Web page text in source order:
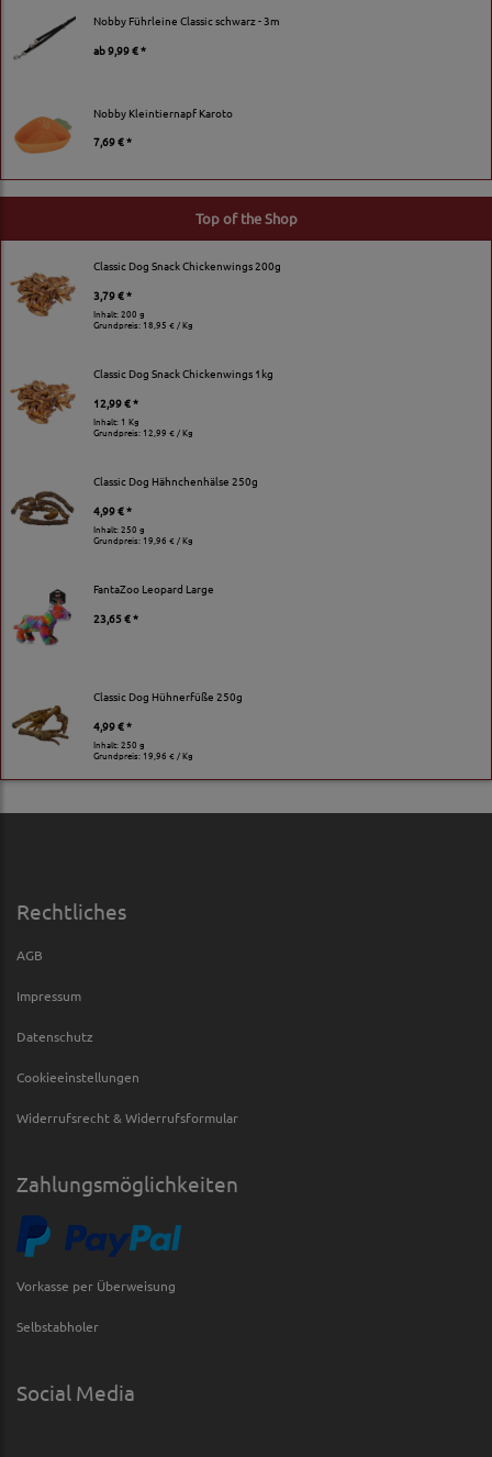
Nobby Führleine Classic schwarz - 3m
ab9,99 € *
Nobby Kleintiernapf Karoto
7,69 € *
Top of the Shop
Classic Dog Snack Chickenwings 200g
3,79 € *
Inhalt: 200 g
Grundpreis:18,95 € / Kg
Classic Dog Snack Chickenwings 1kg
12,99 € *
Inhalt: 1 Kg
Grundpreis: 12,99 € / Kg
Classic Dog Hähnchenhälse 250g
4,99 € *
Inhalt: 250 g
Grundpreis:19,96 € / Kg
FantaZoo Leopard Large
23,65 € *
Classic Dog Hühnerfüße 250g
4,99 € *
Inhalt: 250 g
Grundpreis:19,96 € / Kg
Rechtliches
AGB
Impressum
Datenschutz
Cookieeinstellungen
Widerrufsrecht & Widerrufsformular
Zahlungsmöglichkeiten
Vorkasse per Überweisung
Selbstabholer
Social Media